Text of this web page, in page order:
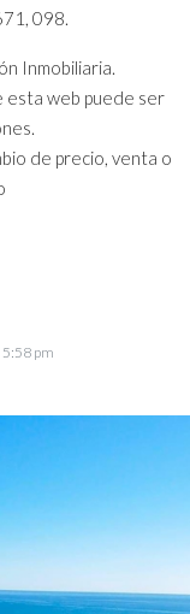
098.
Inmobiliaria.
esta web puede ser
de precio, venta o
5:58 pm